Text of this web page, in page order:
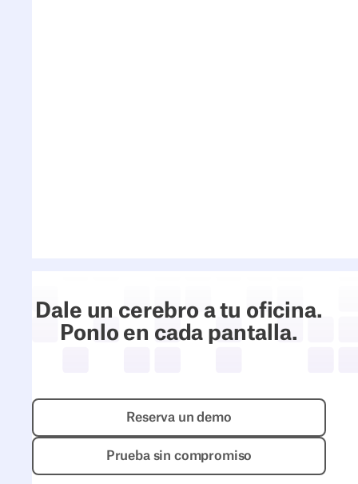
Dale un cerebro a tu oficina.
Ponlo en cada pantalla.
Reserva un demo
Prueba sin compromiso
Prueba sin compromiso